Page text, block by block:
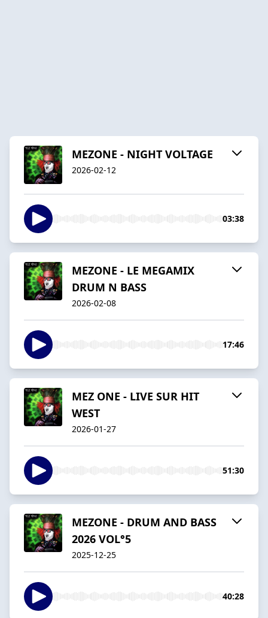
MEZONE - NIGHT VOLTAGE
2026-02-12
03:38
MEZONE - LE MEGAMIX
DRUM N BASS
2026-02-08
17:46
MEZ ONE - LIVE SUR HIT
WEST
2026-01-27
51:30
MEZONE - DRUM AND BASS
2026 VOL°5
2025-12-25
40:28